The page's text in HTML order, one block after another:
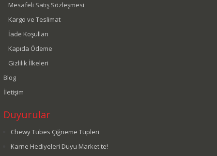
Mesafeli Satış Sözleşmesi
Kargo ve Teslimat
İade Koşulları
Kapıda Ödeme
Gizlilik İlkeleri
Blog
İletişim
Duyurular
Chewy Tubes Çiğneme Tüpleri
Karne Hediyeleri Duyu Market'te!